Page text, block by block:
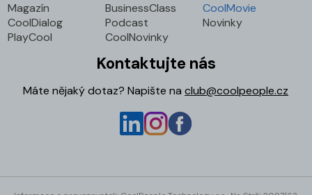
Magazín BusinessClass
CoolMovie
CoolDialog
Podcast
Novinky
PlayCool
CoolNovinky
Kontaktujte nás
Máte nějaký dotaz? Napište naclub@coolpeople.cz